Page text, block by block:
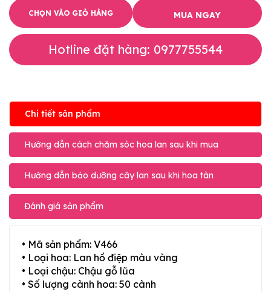
CHỌN VÀO GIỎ HÀNG MUA NGAY
Hotline đặt hàng: 0977755544
Chi tiết sản phẩm
Hướng dẫn cách chăm sóc hoa lan sau khi mua
Hướng dẫn bảo dưỡng cây lan sau khi hoa tàn
Đánh giá sản phẩm
• Mã sản phẩm: V466
• Loại hoa: Lan hồ điệp màu vàng
• Loại chậu: Chậu gỗ lũa
• Số lượng cành hoa: 50 cành